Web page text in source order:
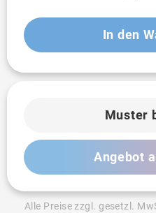
In den
Muster
Angebot
Alle Preise zzgl. gesetzl.